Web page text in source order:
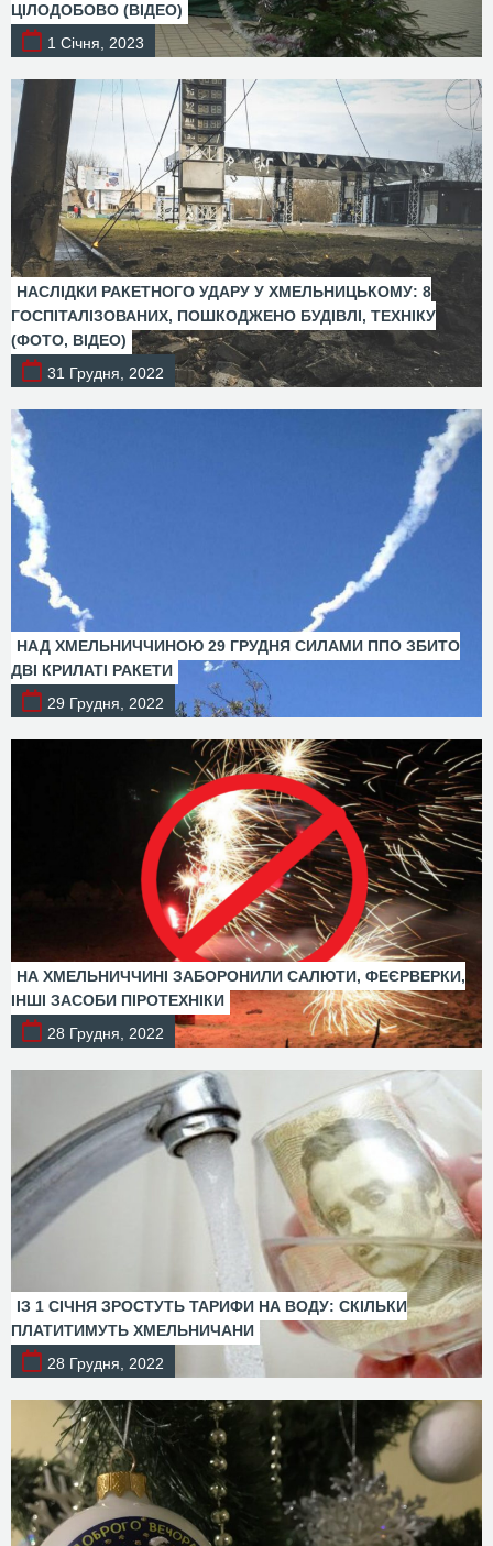
ЦІЛОДОБОВО (ВІДЕО)
1 Січня, 2023
НАСЛІДКИ РАКЕТНОГО УДАРУ У ХМЕЛЬНИЦЬКОМУ: 8
ГОСПІТАЛІЗОВАНИХ, ПОШКОДЖЕНО БУДІВЛІ, ТЕХНІКУ
(ФОТО, ВІДЕО)
31 Грудня, 2022
НАД ХМЕЛЬНИЧЧИНОЮ 29 ГРУДНЯ СИЛАМИ ППО ЗБИТО
ДВІ КРИЛАТІ РАКЕТИ
29 Грудня, 2022
НА ХМЕЛЬНИЧЧИНІ ЗАБОРОНИЛИ САЛЮТИ, ФЕЄРВЕРКИ,
ІНШІ ЗАСОБИ ПІРОТЕХНІКИ
28 Грудня, 2022
ІЗ 1 СІЧНЯ ЗРОСТУТЬ ТАРИФИ НА ВОДУ: СКІЛЬКИ
ПЛАТИТИМУТЬ ХМЕЛЬНИЧАНИ
28 Грудня, 2022